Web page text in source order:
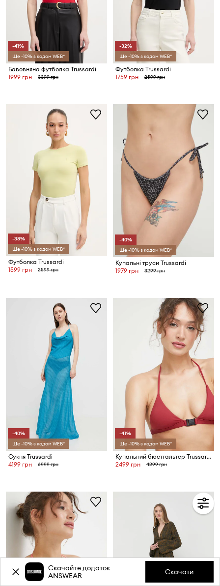
-41%
Ще -10% з кодом WEB*
Бавовняна футболка Trussardi
1999 грн
3399 грн
-32%
Ще -10% з кодом WEB*
Футболка Trussardi
1759 грн
2599 грн
-38%
Ще -10% з кодом WEB*
Футболка Trussardi
1599 грн
2599 грн
-40%
Ще -10% з кодом WEB*
Купальні труси Trussardi
1979 грн
3299 грн
-40%
Ще -10% з кодом WEB*
Сукня Trussardi
4199 грн
6999 грн
-41%
Ще -10% з кодом WEB*
Купальний бюстгальтер Trussardi
2499 грн
4299 грн
Скачайте додаток
ANSWEAR
Скачати